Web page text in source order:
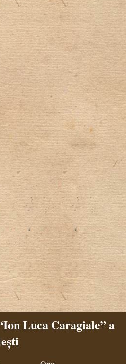
Luca Caragiale” a